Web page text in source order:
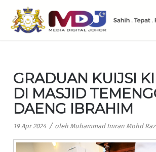
GRADUAN KUIJSI
DI MASJID
DAENG IBRAHIM
19 Apr 2024 / oleh Muhammad Imran Mohd